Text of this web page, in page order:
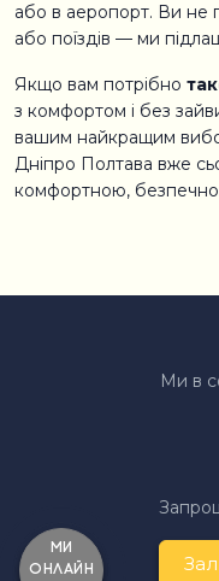
або в аеропорт. Ви не
або поїздів — ми
Якщо вам потрібно
з комфортом і без
вашим найкращим
Дніпро Полтава вже
комфортною,
Ми в
Ми
онлайн